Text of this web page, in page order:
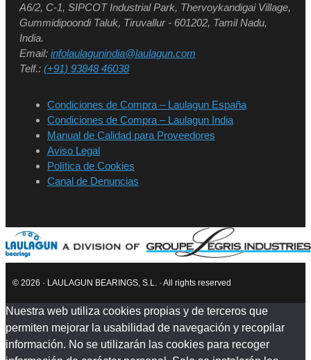
A6/2, C-1, SIPCOT Industrial Park, Thervoykandigai Village,
Gummidipoondi Taluk, Tiruvallur - 601202, Tamil Nadu,
India.
Email: infolaulagunindia@laulagun.com
Telf.: (+91) 93848 46038
Condiciones de Compra – Laulagun España
Condiciones de Compra – Laulagun India
Manual de Calidad para Proveedores
Aviso Legal
Política de Cookies
Canal de Denuncias
© 2026 · LAULAGUN BEARINGS, S.L. · All rights reserved
Nuestra web utiliza cookies propias y de terceros que
permiten mejorar la usabilidad de navegación y recopilar
información. No se utilizarán las cookies para recoger